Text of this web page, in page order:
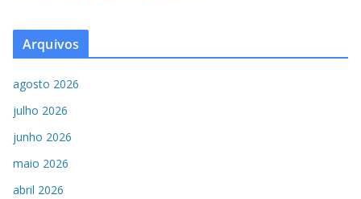
Arquivos
agosto 2026
julho 2026
junho 2026
maio 2026
abril 2026